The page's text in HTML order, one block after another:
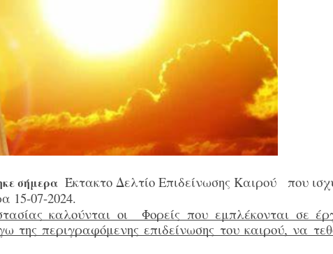
σήμερα Έκτακτο Δελτίο Επιδείνωσης Καιρού που
15-07-2024.
καλούνται οι Φορείς που εμπλέκονται σε
της περιγραφόμενης επιδείνωσης του καιρού, να